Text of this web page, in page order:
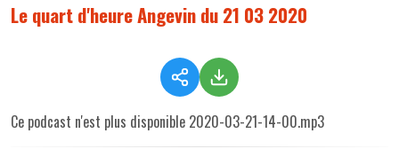
Le quart d'heure Angevin du 21 03 2020
Ce podcast n'est plus disponible 2020-03-21-14-00.mp3